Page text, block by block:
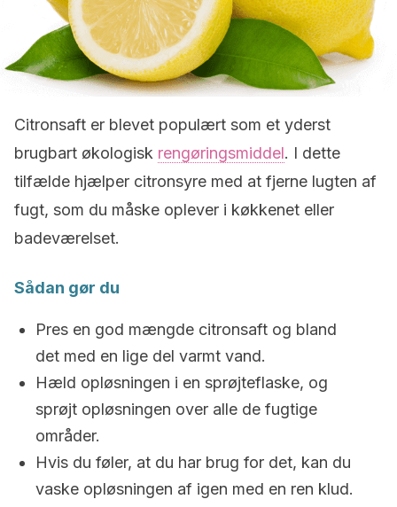
Citronsaft er blevet populært som et yderst
brugbart økologisk rengøringsmiddel. I dette
tilfælde hjælper citronsyre med at fjerne lugten af
fugt, som du måske oplever i køkkenet eller
badeværelset.
Sådan gør du
Pres en god mængde citronsaft og bland
det med en lige del varmt vand.
Hæld opløsningen i en sprøjteflaske, og
sprøjt opløsningen over alle de fugtige
områder.
Hvis du føler, at du har brug for det, kan du
vaske opløsningen af igen med en ren klud.